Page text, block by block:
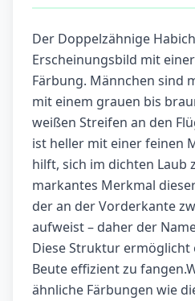
Der Doppelzähnige
Erscheinungsbild mit
Färbung. Männchen sind
mit einem grauen bis
weißen Streifen an den
ist heller mit einer feinen
hilft, sich im dichten Laub
markantes Merkmal
der an der Vorderkante
aufweist – daher der
Diese Struktur ermöglicht
Beute effizient zu
ähnliche Färbungen wie